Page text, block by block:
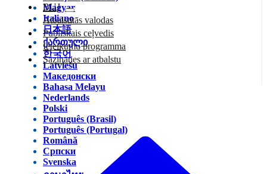
Magyar
Italiano
日本語
ქართული
한국어
Latviešu
Македонски
Bahasa Melayu
Nederlands
Polski
Português (Brasil)
Português (Portugal)
Română
Српски
Svenska
BUJ
Atbalstītās valodas
Publiskais ceļvedis
Ieteikumu programma
Sazināties ar atbalstu